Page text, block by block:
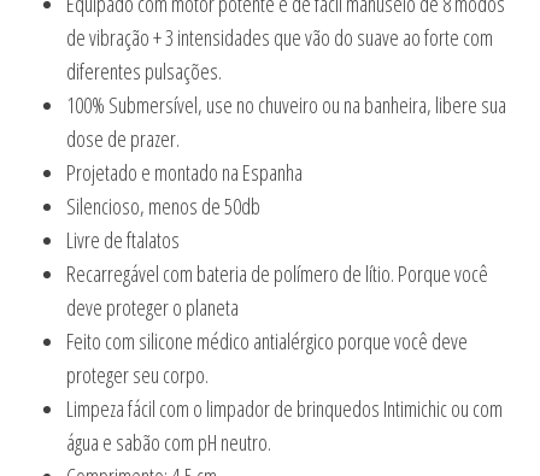
de vibração + 3 intensidades que vão do suave ao forte com
diferentes pulsações.
100% Submersível, use no chuveiro ou na banheira, libere sua
dose de prazer.
Projetado e montado na Espanha
Silencioso, menos de 50db
Livre de ftalatos
Recarregável com bateria de polímero de lítio. Porque você
deve proteger o planeta
Feito com silicone médico antialérgico porque você deve
proteger seu corpo.
Limpeza fácil com o limpador de brinquedos Intimichic ou com
água e sabão com pH neutro.